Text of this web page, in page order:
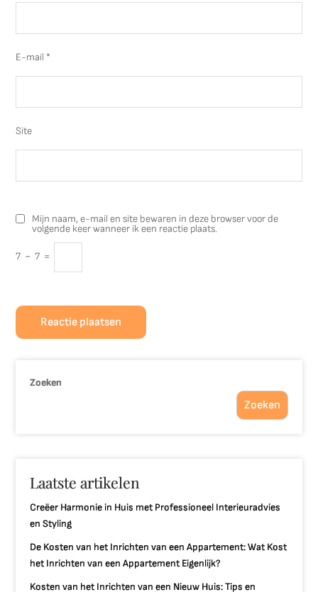
E-mail *
Site
Mijn naam, e-mail en site bewaren in deze browser voor de
volgende keer wanneer ik een reactie plaats.
7 − 7 =
Zoeken
Zoeken
Laatste artikelen
Creëer Harmonie in Huis met Professioneel Interieuradvies
en Styling
De Kosten van het Inrichten van een Appartement: Wat Kost
het Inrichten van een Appartement Eigenlijk?
Kosten van het Inrichten van een Nieuw Huis: Tips en